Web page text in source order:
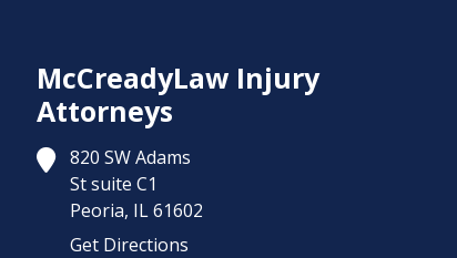
McCreadyLaw Injury
Attorneys
820 SW Adams
St suite C1
Peoria, IL 61602
Get Directions